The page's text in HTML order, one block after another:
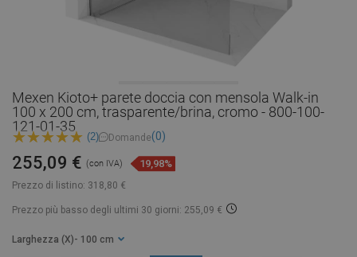
Mexen Kioto+ parete doccia con mensola Walk-in
100 x 200 cm, trasparente/brina, cromo - 800-100-
121-01-35
(2) Domande(0)
Prezzo di listino: 318,80 €
255,09 € (con IVA) 19,98%
Prezzo più basso degli ultimi 30 giorni: 255,09 €
Larghezza (X) - 100 cm